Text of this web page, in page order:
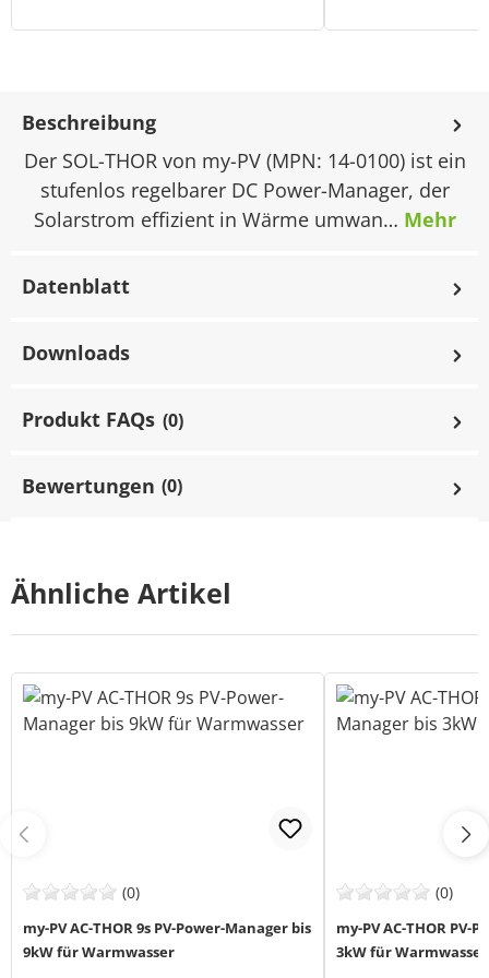
Ähnliche Artikel
(0)
my-PV AC-THOR 9s PV-Power-Manager bis
9kW für Warmwasser
(0)
my-PV AC-THOR PV-
3kW für Warmwasser
Beschreibung
Der SOL-THOR von my-PV (MPN: 14-0100) ist ein
stufenlos regelbarer DC Power-Manager, der
Solarstrom effizient in Wärme umwan… Mehr
Datenblatt
Downloads
Produkt FAQs (0)
Bewertungen (0)